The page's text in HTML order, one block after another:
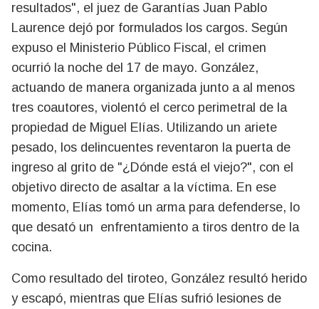
resultados", el juez de Garantías Juan Pablo
Laurence dejó por formulados los cargos. Según
expuso el Ministerio Público Fiscal, el crimen
ocurrió la noche del 17 de mayo. González,
actuando de manera organizada junto a al menos
tres coautores, violentó el cerco perimetral de la
propiedad de Miguel Elías. Utilizando un ariete
pesado, los delincuentes reventaron la puerta de
ingreso al grito de "¿Dónde está el viejo?", con el
objetivo directo de asaltar a la víctima. En ese
momento, Elías tomó un arma para defenderse, lo
que desató un enfrentamiento a tiros dentro de la
cocina.
Como resultado del tiroteo, González resultó herido
y escapó, mientras que Elías sufrió lesiones de